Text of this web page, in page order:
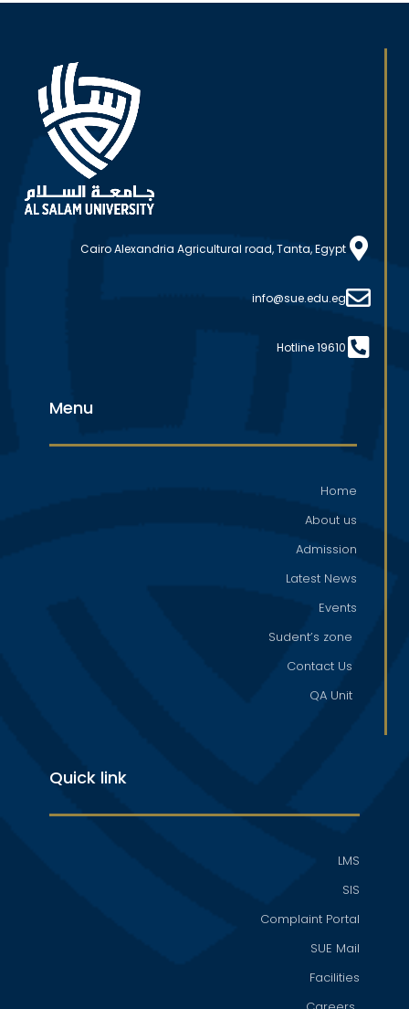
Cairo Alexandria Agricultural road, Tanta, Egypt
info@sue.edu.eg
Hotline 19610
Menu
Home
About us
Admission
Latest News
Events
Sudent’s zone
Contact Us
QA Unit
Quick link
LMS
SIS
Complaint Portal
SUE Mail
Facilities